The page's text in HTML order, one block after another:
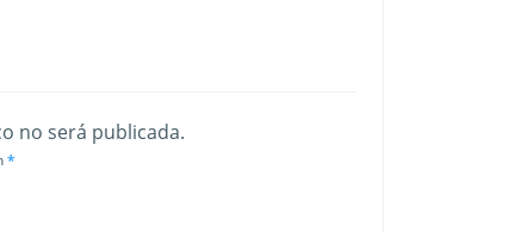
no será publicada.
*